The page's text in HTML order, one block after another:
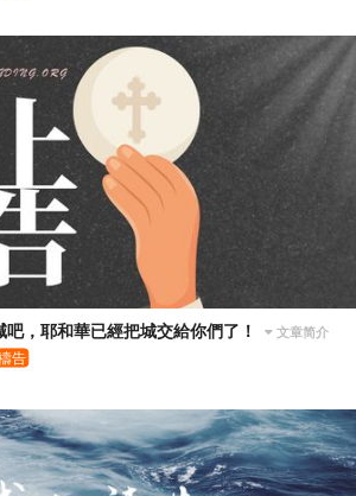
吧，耶和華已經把城交給你們了！ 文章简介
告